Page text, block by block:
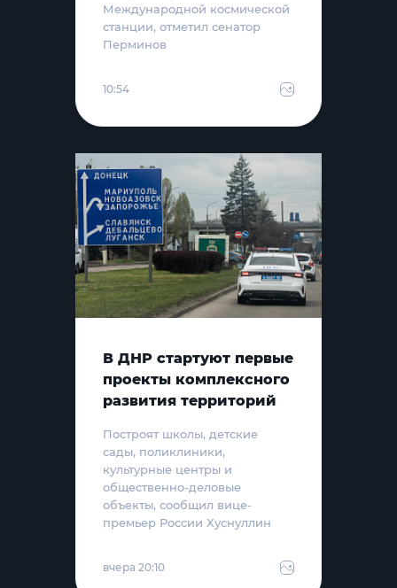
Международной космической
станции, отметил сенатор
Перминов
10:54
В ДНР стартуют первые
проекты комплексного
развития территорий
Построят школы, детские
сады, поликлиники,
культурные центры и
общественно-деловые
объекты, сообщил вице-
премьер России Хуснуллин
вчера 20:10